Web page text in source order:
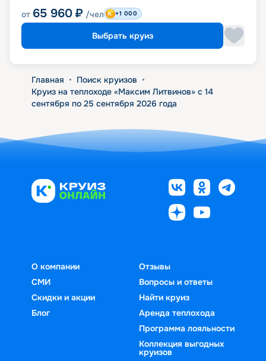
от 65 960 ₽ /чел +1 000
Выбрать круиз
Главная • Поиск круизов •
Круиз на теплоходе «Максим Литвинов» с 14
сентября по 25 сентября 2026 года
О компании
СМИ
Скидки и акции
Блог
Отзывы
Вопросы и ответы
Найти круиз
Аренда теплохода
Программа лояльности
Коллекция выгодных
круизов